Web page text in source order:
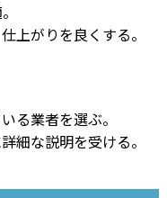
上がりを良くする。
る業者を選ぶ。
細な説明を受ける。